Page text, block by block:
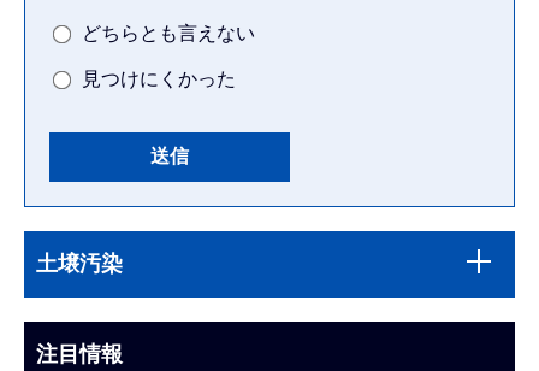
どちらとも言えない
見つけにくかった
文
こ
ま
ビ
土壌汚染
注目情報